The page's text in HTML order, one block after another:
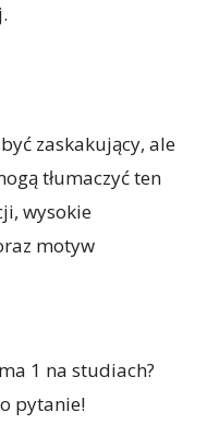
zaskakujący, ale
tłumaczyć ten
wysokie
motyw
1 na studiach?
pytanie!